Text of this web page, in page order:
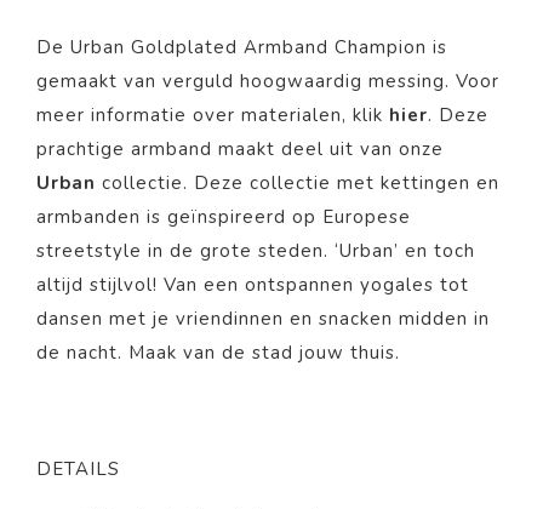
De Urban Goldplated Armband Champion is
gemaakt van verguld hoogwaardig messing. Voor
meer informatie over materialen, klik hier. Deze
prachtige armband maakt deel uit van onze
Urban collectie. Deze collectie met kettingen en
armbanden is geïnspireerd op Europese
streetstyle in de grote steden. ‘Urban’ en toch
altijd stijlvol! Van een ontspannen yogales tot
dansen met je vriendinnen en snacken midden in
de nacht. Maak van de stad jouw thuis.
DETAILS